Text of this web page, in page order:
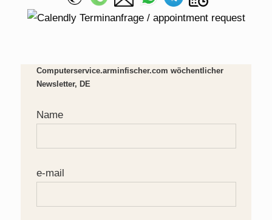
Computerservice.arminfischer.com wöchentlicher
Newsletter, DE
Name
e-mail